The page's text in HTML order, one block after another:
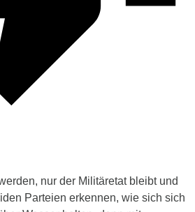
nur der Militäretat bleibt und
Parteien erkennen, wie sich sich